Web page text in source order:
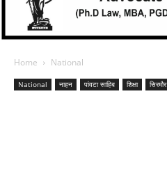
Home National
National नाहन पांवटा साहिब शिक्षा सिरमौर